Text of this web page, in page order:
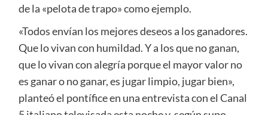
de la «pelota de trapo» como ejemplo.
«Todos envían los mejores deseos a los ganadores.
Que lo vivan con humildad. Y a los que no ganan,
que lo vivan con alegría porque el mayor valor no
es ganar o no ganar, es jugar limpio, jugar bien»,
planteó el pontífice en una entrevista con el Canal